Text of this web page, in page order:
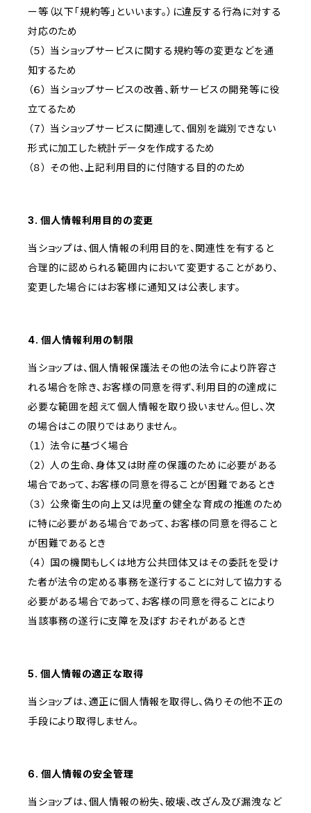
ー等（以下「規約等」といいます。）に違反する行為に対する
対応のため
（５） 当ショップサービスに関する規約等の変更などを通
知するため
（６） 当ショップサービスの改善、新サービスの開発等に役
立てるため
（７） 当ショップサービスに関連して、個別を識別できない
形式に加工した統計データを作成するため
（８） その他、上記利用目的に付随する目的のため
3. 個人情報利用目的の変更
当ショップは、個人情報の利用目的を、関連性を有すると
合理的に認められる範囲内において変更することがあり、
変更した場合にはお客様に通知又は公表します。
4. 個人情報利用の制限
当ショップは、個人情報保護法その他の法令により許容さ
れる場合を除き、お客様の同意を得ず、利用目的の達成に
必要な範囲を超えて個人情報を取り扱いません。但し、次
の場合はこの限りではありません。
（１） 法令に基づく場合
（２） 人の生命、身体又は財産の保護のために必要がある
場合であって、お客様の同意を得ることが困難であるとき
（３） 公衆衛生の向上又は児童の健全な育成の推進のため
に特に必要がある場合であって、お客様の同意を得ること
が困難であるとき
（４） 国の機関もしくは地方公共団体又はその委託を受け
た者が法令の定める事務を遂行することに対して協力する
必要がある場合であって、お客様の同意を得ることにより
当該事務の遂行に支障を及ぼすおそれがあるとき
5. 個人情報の適正な取得
当ショップは、適正に個人情報を取得し、偽りその他不正の
手段により取得しません。
6. 個人情報の安全管理
当ショップは、個人情報の紛失、破壊、改ざん及び漏洩など